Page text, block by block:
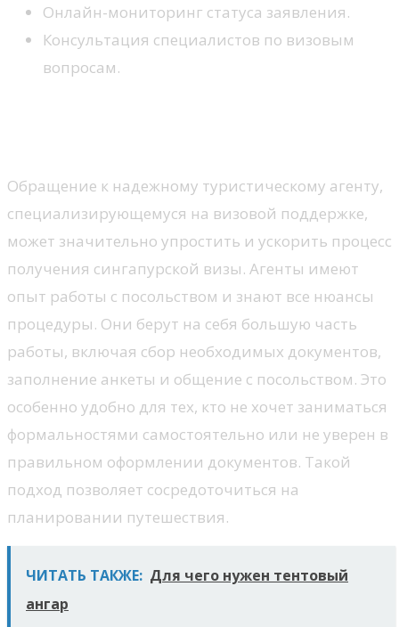
Онлайн-мониторинг статуса заявления.
Консультация специалистов по визовым
вопросам.
Обращение к надежному туристическому агенту,
специализирующемуся на визовой поддержке,
может значительно упростить и ускорить процесс
получения сингапурской визы. Агенты имеют
опыт работы с посольством и знают все нюансы
процедуры. Они берут на себя большую часть
работы, включая сбор необходимых документов,
заполнение анкеты и общение с посольством. Это
особенно удобно для тех, кто не хочет заниматься
формальностями самостоятельно или не уверен в
правильном оформлении документов. Такой
подход позволяет сосредоточиться на
планировании путешествия.
ЧИТАТЬ ТАКЖЕ: Для чего нужен тентовый
ангар